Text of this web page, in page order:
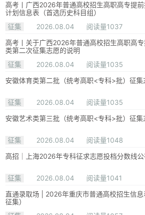
高考丨广西2026年普通高校招生高职高专提
计划信息表（首选历史科目组）
征集
2026.08.04
阅读量1037
高考丨关于广西2026年普通高校招生高职高
类第二次征集志愿的说明
征集
2026.08.04
阅读量1035
安徽体育类第二批（统考高职<专科>批）征集
征集 2026.08.04
阅读量1035
安徽艺术类第三批（统考高职<专科>批）征集
征集 2026.08.04
阅读量1048
高招｜上海2026年专科征求志愿投档分数线
征集 2026.08.04
阅读量1041
直通录取场 | 2026年重庆市普通高校招生信
征集）